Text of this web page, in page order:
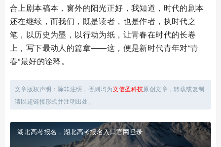
合上剧本稿本，窗外的阳光正好，我知道，时代的剧本
还在继续，而我们，既是读者，也是作者，执时代之
笔，以历史为墨，以行动为纸，让青春在时代的长卷
上，写下最动人的篇章——这，便是新时代青年对“青
春”最好的诠释。
文章版权声明：除非注明，否则均为义信圣科技原创文章，转载或复制
请以超链接形式并注明出处。
湖北高考报名，湖北高考报名入口官网登录